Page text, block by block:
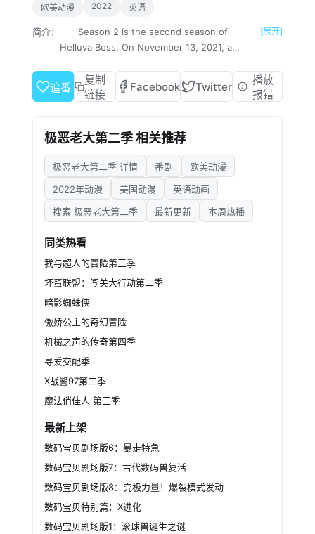
欧美动漫 2022 英语
简介：
Season 2 is the second season of
Helluva Boss. On November 13, 2021, a
production. The season premiered on
July 30th, 2022, and will have a more
[展开]
追番
复制
链接
Facebook Twitter
播放
报错
极恶老大第二季 相关推荐
极恶老大第二季 详情 番剧
欧美动漫
2022年动漫
美国动漫
英语动画
搜索 极恶老大第二季
最新更新 本周热播
同类热看
我与超人的冒险第三季
坏蛋联盟：闯关大行动第二季
暗影蜘蛛侠
傲娇公主的奇幻冒险
机械之声的传奇第四季
寻爱交配季
X战警97第二季
魔法俏佳人 第三季
最新上架
数码宝贝剧场版6：暴走特急
数码宝贝剧场版7：古代数码兽复活
数码宝贝剧场版8：究极力量！爆裂模式发动
数码宝贝特别篇：X进化
数码宝贝剧场版1：滚球兽诞生之谜